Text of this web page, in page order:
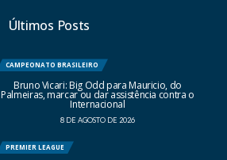
Últimos Posts
CAMPEONATO BRASILEIRO
Bruno Vicari: Big Odd para Mauricio, do
Palmeiras, marcar ou dar assistência contra o
Internacional
8 DE AGOSTO DE 2026
PREMIER LEAGUE